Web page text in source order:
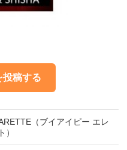
投稿する
（ブイアイピー エレ
）